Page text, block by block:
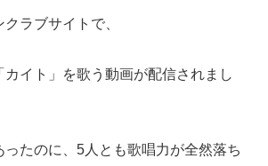
ラブサイトで、
カイト」を歌う動画が配信されまし
たのに、5人とも歌唱力が全然落ち